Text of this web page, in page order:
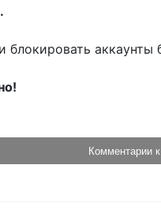
аккаунты
Комментарии